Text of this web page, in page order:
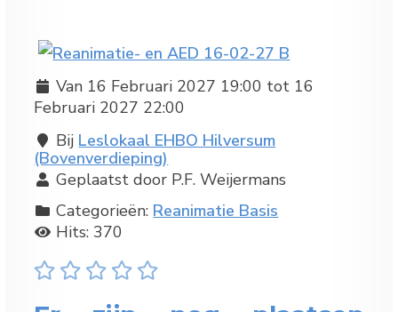
Van 16 Februari 2027 19:00 tot 16
Februari 2027 22:00
Bij Leslokaal EHBO Hilversum
(Bovenverdieping)
Geplaatst door P.F. Weijermans
Categorieën: Reanimatie Basis
Hits: 370